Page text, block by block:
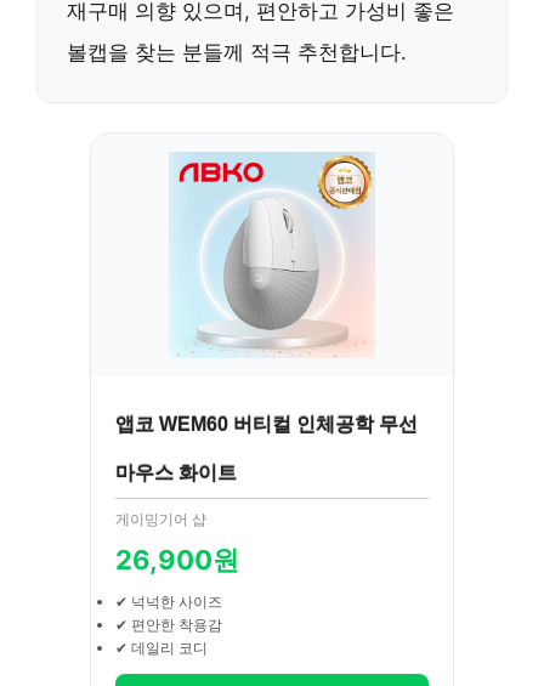
재구매 의향 있으며, 편안하고 가성비 좋은
볼캡을 찾는 분들께 적극 추천합니다.
앱코 WEM60 버티컬 인체공학 무선
마우스 화이트
게이밍기어 샵
26,900원
✔ 넉넉한 사이즈
✔ 편안한 착용감
✔ 데일리 코디